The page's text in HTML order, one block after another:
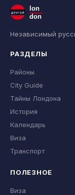
ДРУГОЙ
lon
don
Независимый
РАЗДЕЛЫ
Районы
City Guide
Тайны Лондона
История
Календарь
Виза
Транспорт
ПОЛЕЗНОЕ
Виза